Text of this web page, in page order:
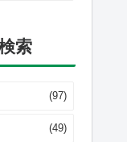
索
(97)
(49)